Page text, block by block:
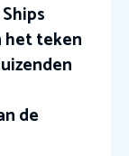
het teken
de